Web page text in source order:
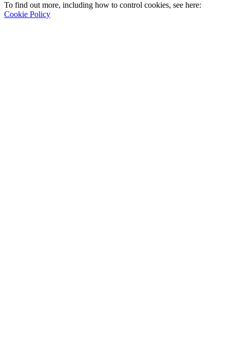
To find out more, including how to control cookies, see here:
Cookie Policy